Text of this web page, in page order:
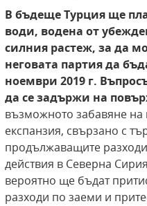
В бъдеще Турция ще
води, водена от
силния растеж, за да
неговата партия да
ноември 2019 г.
да се задържи на
възможното забавяне на
експанзия, свързано с
продължаващите
действия в Северна
вероятно ще бъдат
разходи по заеми и